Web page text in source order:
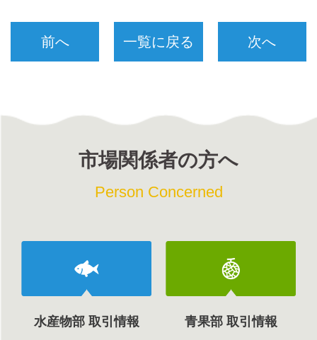
前へ 一覧に戻る 次へ
市場関係者の方へ
Person Concerned
水産物部 取引情報 青果部 取引情報